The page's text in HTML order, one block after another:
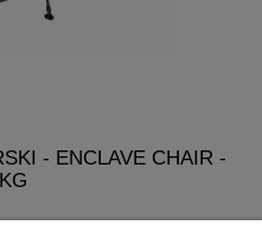
- ENCLAVE CHAIR -